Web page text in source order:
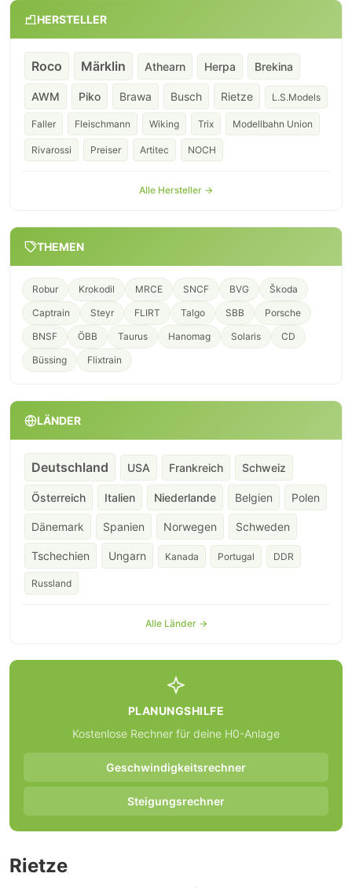
HERSTELLER
Roco Märklin Athearn Herpa Brekina
AWM Piko Brawa Busch Rietze L.S.Models
Faller Fleischmann Wiking Trix Modellbahn Union
Rivarossi Preiser Artitec NOCH
Alle Hersteller →
THEMEN
Robur Krokodil MRCE SNCF BVG
Škoda
Captrain
Steyr FLIRT Talgo SBB
Porsche
BNSF
ÖBB Taurus Hanomag Solaris
CD
Büssing
Flixtrain
LÄNDER
Deutschland USA Frankreich Schweiz
Österreich Italien Niederlande Belgien Polen
Dänemark Spanien Norwegen Schweden
Tschechien Ungarn Kanada Portugal DDR
Russland
Alle Länder →
PLANUNGSHILFE
Kostenlose Rechner für deine H0-Anlage
Geschwindigkeitsrechner
Steigungsrechner
Rietze